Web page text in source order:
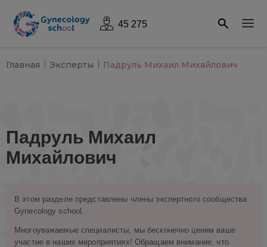
45 275
Главная Эксперты Падруль Михаил Михайлович
Падруль Михаил
Михайлович
В этом разделе представлены члены экспертного сообщества
Gynecology school.
Многоуважаемые специалисты, мы бесконечно ценим ваше
участие в наших мероприятиях! Обращаем внимание, что